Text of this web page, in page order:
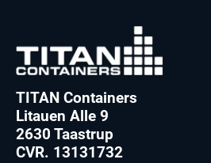
TITAN Containers
Litauen Alle 9
2630 Taastrup
CVR. 13131732